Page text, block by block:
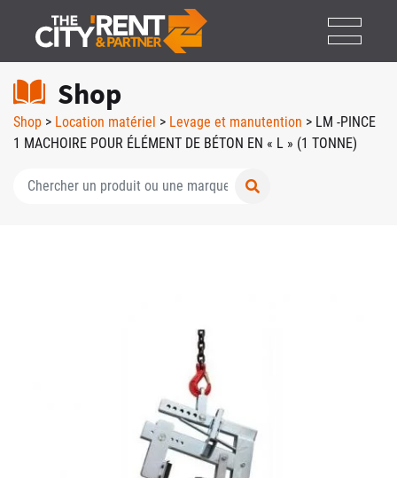
Shop
Shop > Location matériel > Levage et manutention > LM -PINCE
1 MACHOIRE POUR ÉLÉMENT DE BÉTON EN « L » (1 TONNE)